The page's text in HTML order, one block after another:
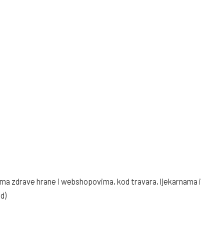
zdrave hrane i webshopovima, kod travara, ljekarnama i